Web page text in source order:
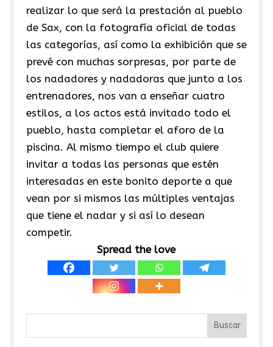
realizar lo que será la prestación al pueblo
de Sax, con la fotografía oficial de todas
las categorías, así como la exhibición que se
prevé con muchas sorpresas, por parte de
los nadadores y nadadoras que junto a los
entrenadores, nos van a enseñar cuatro
estilos, a los actos está invitado todo el
pueblo, hasta completar el aforo de la
piscina. Al mismo tiempo el club quiere
invitar a todas las personas que estén
interesadas en este bonito deporte a que
vean por si mismos las múltiples ventajas
que tiene el nadar y si así lo desean
competir.
Spread the love